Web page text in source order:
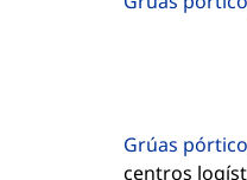
Grúas
centros